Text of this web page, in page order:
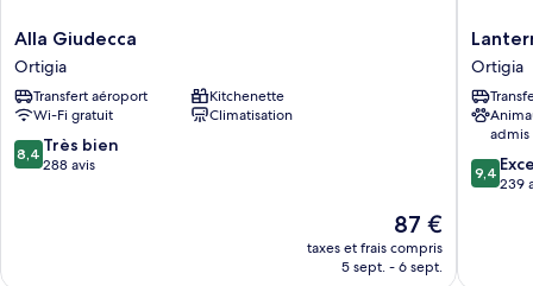
Alla
Giudecca
Ortigia
Alla Giudecca
Ortigia
Transfert aéroport
Kitchenette
Wi-Fi gratuit
Climatisation
8.4
sur
8,4 Très bien
288 avis
Le
nouveau
prix
87 €
taxes et frais compris
5 sept. - 6 sept.
Ortigia
Ortigia
Ortigia
admis
9.4
sur
9,4
239